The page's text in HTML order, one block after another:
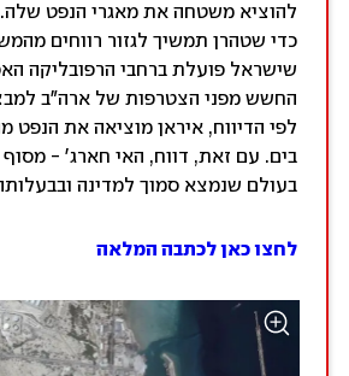
להוציא משטחה את מאגרי הנפט שלה.
כדי שטהרן תמשיך לגזור רווחים
שישראל פועלת ברחבי הרפובליקה
החשש מפני הצטרפות של ארה"ב
לפי הדיווח, איראן מוציאה את הנפט
בים. עם זאת, דווח, האי חארג' - מסוף
בעולם שנמצא סמוך למדינה
לחצו כאן לכתבה המלאה